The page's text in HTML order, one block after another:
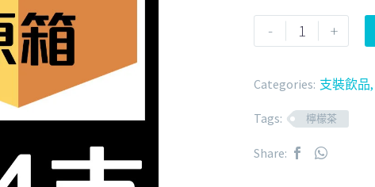
- +
Categories: 支裝飲品,
Tags: 檸檬茶
Share: